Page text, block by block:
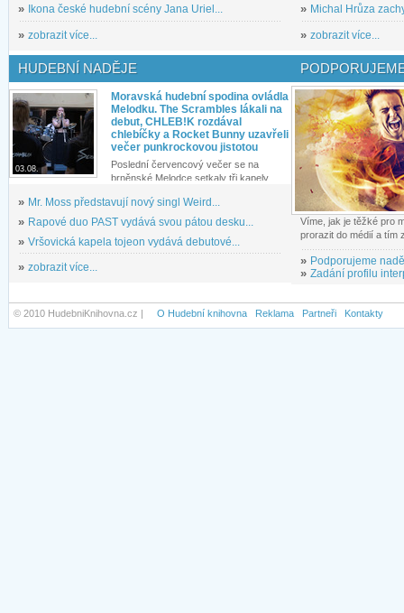
»
Ikona české hudební scény Jana Uriel...
» zobrazit více...
» Michal Hrůza
» zobrazit více...
HUDEBNÍ NADĚJE
03.08.
Moravská hudební spodina ovládla
Melodku. The Scrambles lákali na
debut, CHLEB!K rozdával
chlebíčky a Rocket Bunny uzavřeli
večer punkrockovou jistotou
Poslední červencový večer se na
brněnské Melodce setkaly tři kapely...
» Mr. Moss představují nový singl Weird...
» Rapové duo PAST vydává svou pátou desku...
» Vršovická kapela tojeon vydává debutové...
» zobrazit více...
Víme, jak je těžké pro
prorazit do médií a tím
» Podporujeme
» Zadání profilu
© 2010 HudebniKnihovna.cz | O Hudební knihovna Reklama Partneři Kontakty